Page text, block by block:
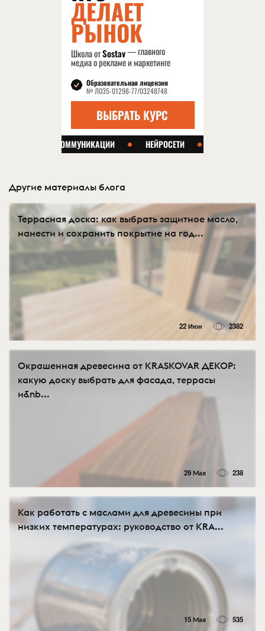
Другие материалы блога
Террасная доска: как выбрать защитное масло,
нанести и сохранить покрытие на год...
22 Июн 2382
Окрашенная древесина от KRASKOVAR ДЕКОР:
какую доску выбрать для фасада, террасы
и&nb...
29 Мая 238
Как работать с маслами для древесины при
низких температурах: руководство от KRA...
15 Мая 535